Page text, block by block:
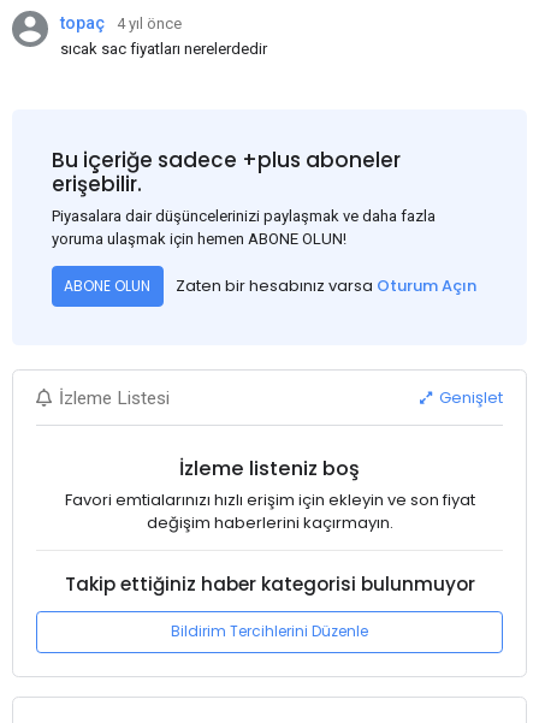
topaç
4 yıl önce
sıcak sac fiyatları nerelerdedir
Bu içeriğe sadece +plus aboneler
erişebilir.
Piyasalara dair düşüncelerinizi paylaşmak ve daha fazla
yoruma ulaşmak için hemen ABONE OLUN!
ABONE OLUN Zaten bir hesabınız varsa Oturum Açın
İzleme Listesi Genişlet
İzleme listeniz boş
Favori emtialarınızı hızlı erişim için ekleyin ve son fiyat
değişim haberlerini kaçırmayın.
Takip ettiğiniz haber kategorisi bulunmuyor
Bildirim Tercihlerini Düzenle